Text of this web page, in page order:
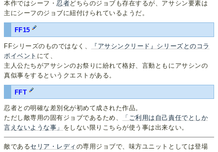
本作ではシーフ・忍者どちらのジョブも存在するが、アサシン要素は
主にシーフのジョブに紐付けられているようだ。
FF15
FFシリーズのものではなく、
『アサシンクリード』シリーズとのコラ
ボイベント にて、
主人公たちがアサシンのお祭りに紛れて格好、言動ともにアサシンの
真似事をするというクエストがある。
FFT
忍者との明確な差別化が初めて成された作品。
ただし敵専用の固有ジョブであるため、
「ご利用は自己責任でとしか
言えないような事」 をしない限りこちらが使う事は出来ない。
敵であるセリア・レディ の専用ジョブで、味方ユニットとしては登場